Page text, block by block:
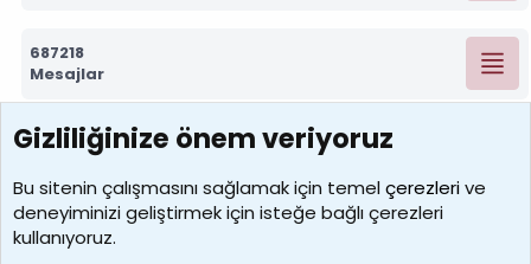
687218
Mesajlar
7388
Kullanıcılar
borabekirogluu
Son üye
Gizliliğinize önem veriyoruz
Bu sitenin çalışmasını sağlamak için temelçerezlerive
deneyiminizi geliştirmek için isteğe bağlı çerezleri
kullanıyoruz.